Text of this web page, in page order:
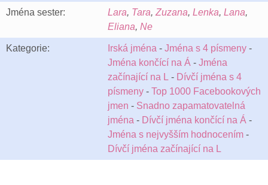
Jména sester: Lara, Tara, Zuzana, Lenka, Lana,
Eliana, Ne
Kategorie: Irská jména - Jména s 4 písmeny -
Jména končící na Á - Jména
začínající na L - Dívčí jména s 4
písmeny - Top 1000 Facebookových
jmen - Snadno zapamatovatelná
jména - Dívčí jména končící na Á -
Jména s nejvyšším hodnocením -
Dívčí jména začínající na L